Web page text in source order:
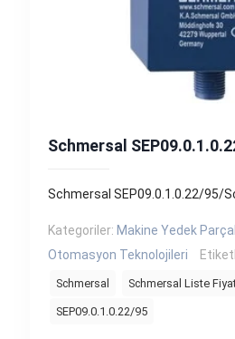
Schmersal
Schmersal SEP09.0.1.0.22/95/
Kategoriler: Makine Yedek
Otomasyon Teknolojileri
Schmersal Schmersal Liste
SEP09.0.1.0.22/95